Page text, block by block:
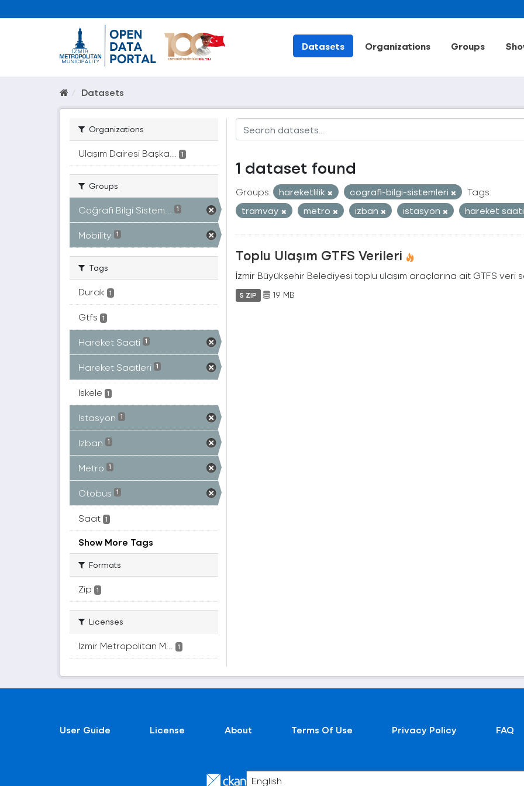
Datasets Organizations Groups
Datasets
Organizations
Ulaşım Dairesi Başka... 1
Groups
Coğrafi Bilgi Sistem... 1
Mobility 1
Tags
Durak 1
Gtfs 1
Hareket Saati 1
Hareket Saatleri 1
Iskele 1
Istasyon 1
Izban 1
Metro 1
Otobüs 1
Saat 1
Show More Tags
Formats
Zip 1
Licenses
Izmir Metropolitan M... 1
1 dataset found
Groups: hareketlilik cografi-bilgi-sistemleri
Tags:
tramvay
metro izban istasyon hareket
Toplu Ulaşım GTFS Verileri
İzmir Büyükşehir Belediyesi toplu ulaşım araçlarına ait GTFS veri
5 ZIP 19 MB
User Guide License About Terms Of Use Privacy Policy FAQ